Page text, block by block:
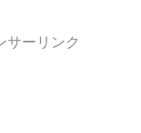
サーリンク